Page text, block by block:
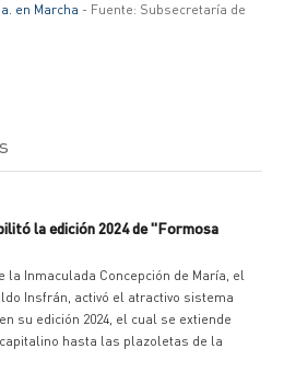
en Marcha - Fuente: Subsecretaría de
la edición 2024 de "Formosa
la Inmaculada Concepción de María, el
Insfrán, activó el atractivo sistema
su edición 2024, el cual se extiende
hasta las plazoletas de la